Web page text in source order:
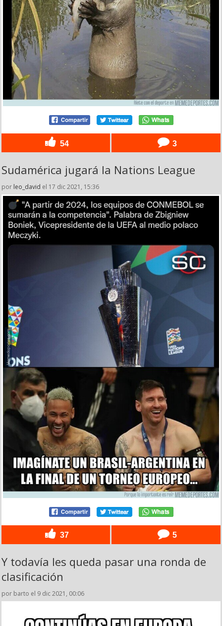
54 3
Sudamérica jugará la Nations League
por leo_david el 17 dic 2021, 15:36
37 5
Y todavía les queda pasar una ronda de
clasificación
por barto el 9 dic 2021, 00:06